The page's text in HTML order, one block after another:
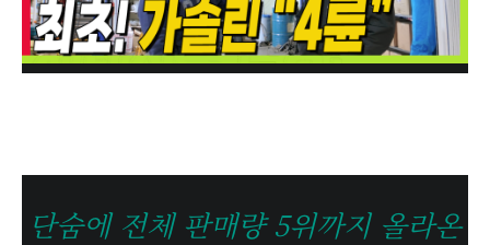
단숨에 전체 판매량 5위까지 올라온